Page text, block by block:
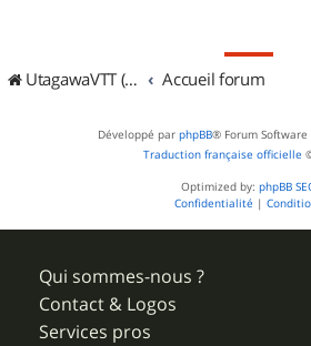
UtagawaVTT (Randos VTT et VTTAE avec traces GPS) Accueil forum
Développé par phpBB® Forum
Traduction française officielle
Optimized by: phpBB
Confidentialité |
Qui sommes-nous ?
Contact & Logos
Services pros